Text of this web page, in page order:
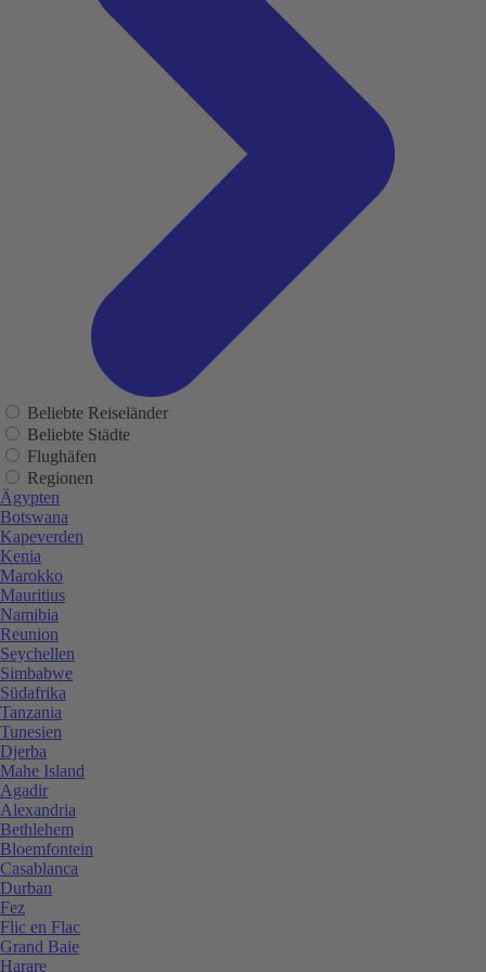
Beliebte Reiseländer
Beliebte Städte
Flughäfen
Regionen
Ägypten
Botswana
Kapeverden
Kenia
Marokko
Mauritius
Namibia
Reunion
Seychellen
Simbabwe
Südafrika
Tanzania
Tunesien
Djerba
Mahe Island
Agadir
Alexandria
Bethlehem
Bloemfontein
Casablanca
Durban
Fez
Flic en Flac
Grand Baie
Harare